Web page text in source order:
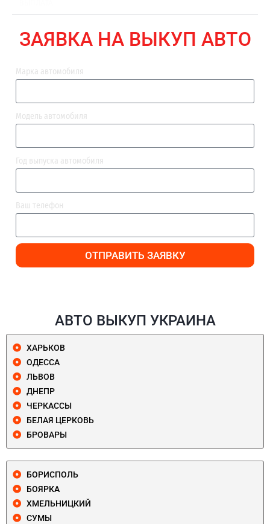
ЗАЯВКА НА ВЫКУП АВТО
Марка автомобиля
Модель автомобиля
Год выпуска автомобиля
Ваш телефон
ОТПРАВИТЬ ЗАЯВКУ
АВТО ВЫКУП УКРАИНА
ХАРЬКОВ
ОДЕССА
ЛЬВОВ
ДНЕПР
ЧЕРКАССЫ
БЕЛАЯ ЦЕРКОВЬ
БРОВАРЫ
БОРИСПОЛЬ
БОЯРКА
ХМЕЛЬНИЦКИЙ
СУМЫ